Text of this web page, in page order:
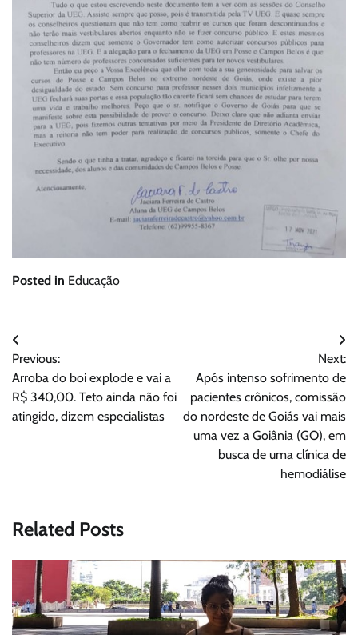
Posted in Educação
Navegação
de
Post
Previous:
Arroba do boi explode e vai a
R$ 340,00. Teto ainda não foi
atingido, dizem especialistas
Next:
Após intenso sofrimento de
pacientes crônicos, comissão
do nordeste de Goiás vai mais
uma vez a Goiânia (GO), em
busca de uma clínica de
hemodiálise
Related Posts